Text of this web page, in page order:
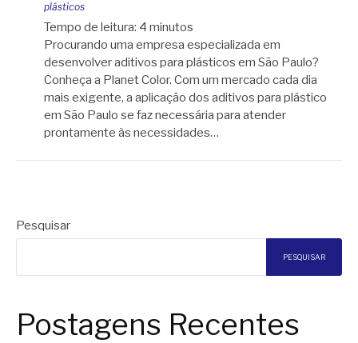
plásticos
Tempo de leitura: 4 minutos
Procurando uma empresa especializada em
desenvolver aditivos para plásticos em São Paulo?
Conheça a Planet Color. Com um mercado cada dia
mais exigente, a aplicação dos aditivos para plástico
em São Paulo se faz necessária para atender
prontamente às necessidades…
Pesquisar
PESQUISAR
Postagens Recentes